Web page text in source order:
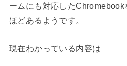
ームにも対応した
ほどあるようです。
現在わかっている内容は